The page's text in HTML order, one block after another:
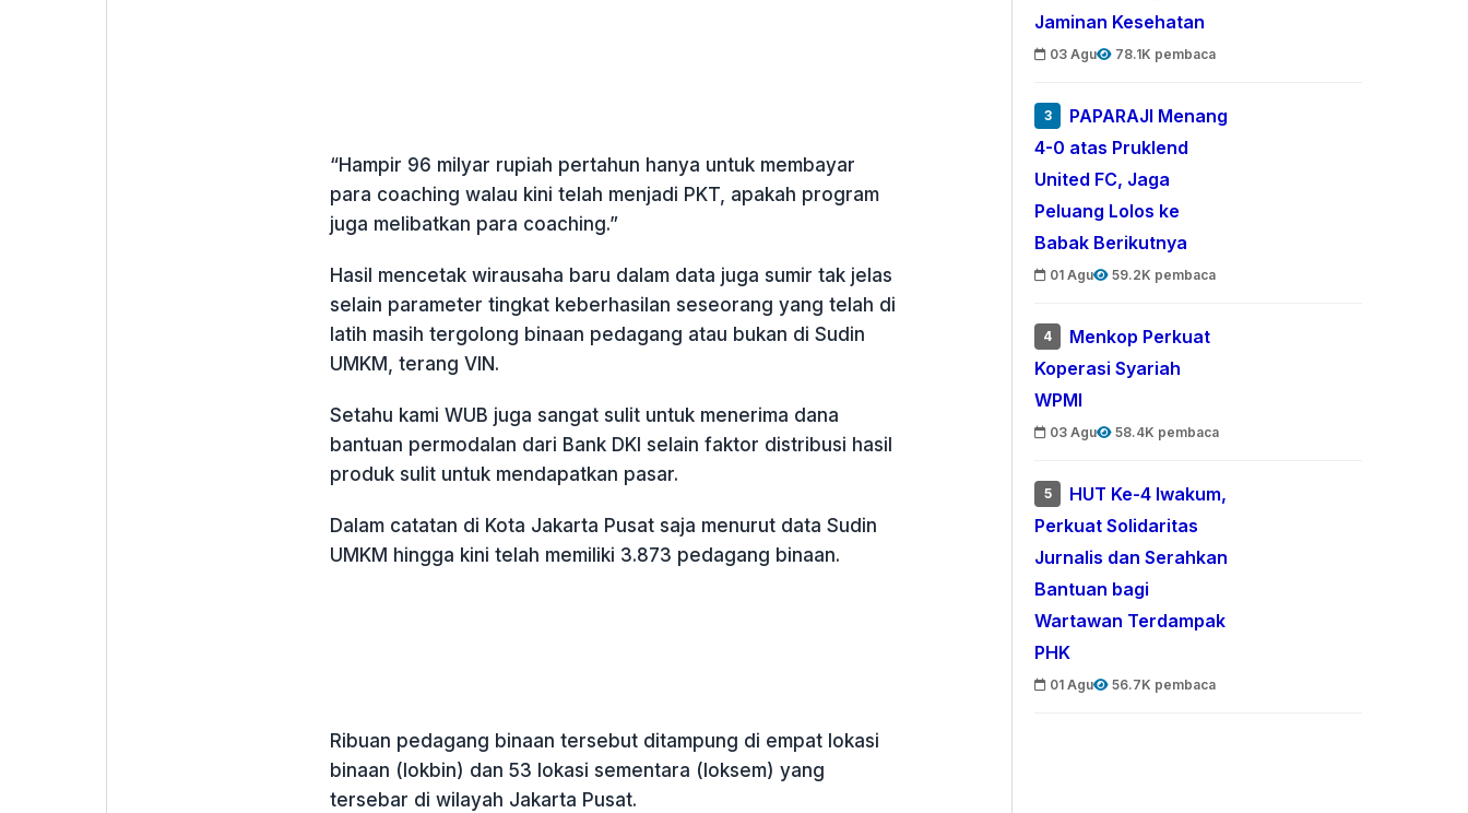
“Hampir 96 milyar rupiah pertahun hanya untuk membayar
para coaching walau kini telah menjadi PKT, apakah program
juga melibatkan para coaching.”
Hasil mencetak wirausaha baru dalam data juga sumir tak jelas
selain parameter tingkat keberhasilan seseorang yang telah di
latih masih tergolong binaan pedagang atau bukan di Sudin
UMKM, terang VIN.
Setahu kami WUB juga sangat sulit untuk menerima dana
bantuan permodalan dari Bank DKI selain faktor distribusi hasil
produk sulit untuk mendapatkan pasar.
Dalam catatan di Kota Jakarta Pusat saja menurut data Sudin
UMKM hingga kini telah memiliki 3.873 pedagang binaan.
Ribuan pedagang binaan tersebut ditampung di empat lokasi
binaan (lokbin) dan 53 lokasi sementara (loksem) yang
tersebar di wilayah Jakarta Pusat.
Jaminan Kesehatan
03 Agu 78.1K pembaca
3
PAPARAJI Menang
4-0 atas Pruklend
United FC, Jaga
Peluang Lolos ke
Babak Berikutnya
01 Agu 59.2K pembaca
4
Menkop Perkuat
Koperasi Syariah
WPMI
03 Agu 58.4K pembaca
5
HUT Ke-4 Iwakum,
Perkuat Solidaritas
Jurnalis dan Serahkan
Bantuan bagi
Wartawan Terdampak
PHK
01 Agu 56.7K pembaca